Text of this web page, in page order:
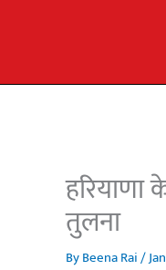
तुलना
ByBeena Rai/